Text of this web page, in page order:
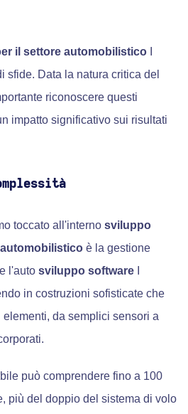
il settore automobilistico
sfide. Data la natura critica del
riconoscere questi
impatto significativo sui risultati
toccato all'interno sviluppo
è la gestione
l'auto sviluppo software
in costruzioni sofisticate che
da semplici sensori a
può comprendere fino a 100
più del doppio del sistema di volo